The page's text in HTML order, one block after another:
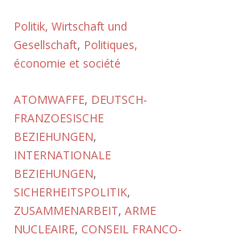
Politik, Wirtschaft und
Gesellschaft, Politiques,
économie et société
ATOMWAFFE, DEUTSCH-
FRANZOESISCHE
BEZIEHUNGEN,
INTERNATIONALE
BEZIEHUNGEN,
SICHERHEITSPOLITIK,
ZUSAMMENARBEIT, ARME
NUCLEAIRE, CONSEIL FRANCO-